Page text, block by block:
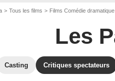
Tous les films Films Comédie dramatique
Les
Casting Critiques spectateurs